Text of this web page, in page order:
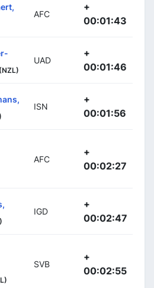
AFC
+
00:01:43
(NZL)
UAD
+
00:01:46
ISN
+
00:01:56
AFC
+
00:02:27
IGD
+
00:02:47
SVB
+
00:02:55